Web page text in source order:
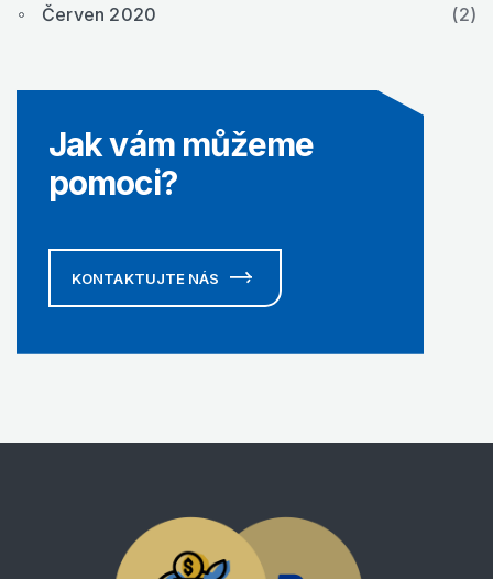
Červen 2020
(2)
Jak vám můžeme
pomoci?
KONTAKTUJTE NÁS